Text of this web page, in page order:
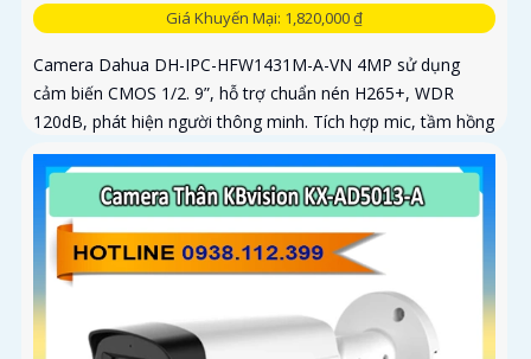
Giá Khuyến Mại: 1,820,000 ₫
Camera Dahua DH-IPC-HFW1431M-A-VN 4MP sử dụng
cảm biến CMOS 1/2. 9”, hỗ trợ chuẩn nén H265+, WDR
120dB, phát hiện người thông minh. Tích hợp mic, tầm hồng
ngoại 80m, chống nước...